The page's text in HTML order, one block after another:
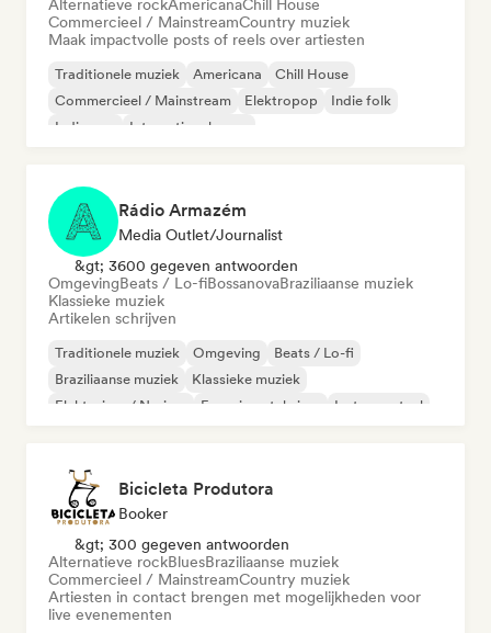
Alternatieve rockAmericanaChill House
Commercieel / MainstreamCountry muziek
Maak impactvolle posts of reels over artiesten
Traditionele muziek Americana
Chill House
Commercieel / Mainstream
Elektropop
Indie folk
Indie pop
Internationale pop
Rádio Armazém
Media Outlet/Journalist
&gt; 3600 gegeven antwoorden
OmgevingBeats / Lo-fiBossanovaBraziliaanse muziek
Klassieke muziek
Artikelen schrijven
Traditionele muziek Omgeving
Beats / Lo-fi
Braziliaanse muziek
Klassieke muziek
Elektrojazz / Nu-jazz
Experimentele jazz Instrumentaal
Bicicleta Produtora
Booker
&gt; 300 gegeven antwoorden
Alternatieve rockBluesBraziliaanse muziek
Commercieel / MainstreamCountry muziek
Artiesten in contact brengen met mogelijkheden voor
live evenementen